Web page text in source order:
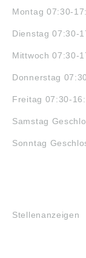
Montag 07:30-
Dienstag 07:30-
Mittwoch 07:30-
Donnerstag
Freitag 07:30-
Samstag
Sonntag
Stellenanzeigen